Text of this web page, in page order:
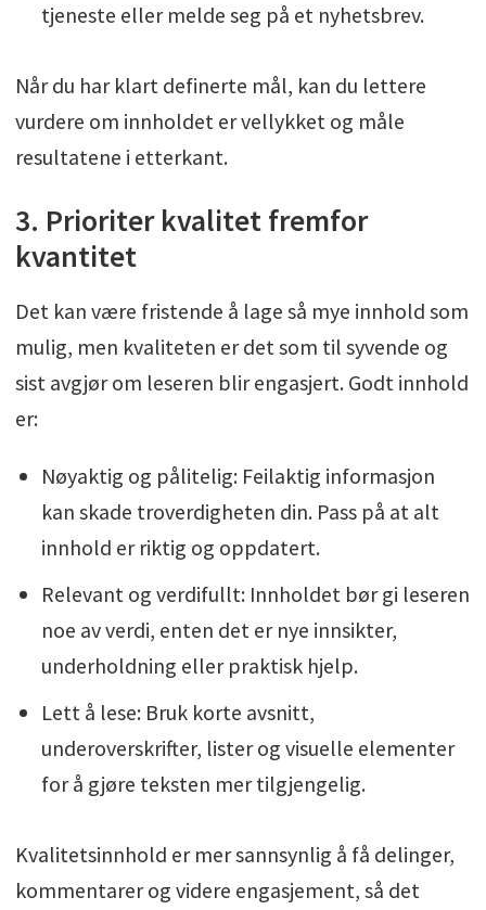
tjeneste eller melde seg på et nyhetsbrev.
Når du har klart definerte mål, kan du lettere
vurdere om innholdet er vellykket og måle
resultatene i etterkant.
3. Prioriter kvalitet fremfor
kvantitet
Det kan være fristende å lage så mye innhold som
mulig, men kvaliteten er det som til syvende og
sist avgjør om leseren blir engasjert. Godt innhold
er:
Nøyaktig og pålitelig: Feilaktig informasjon
kan skade troverdigheten din. Pass på at alt
innhold er riktig og oppdatert.
Relevant og verdifullt: Innholdet bør gi leseren
noe av verdi, enten det er nye innsikter,
underholdning eller praktisk hjelp.
Lett å lese: Bruk korte avsnitt,
underoverskrifter, lister og visuelle elementer
for å gjøre teksten mer tilgjengelig.
Kvalitetsinnhold er mer sannsynlig å få delinger,
kommentarer og videre engasjement, så det